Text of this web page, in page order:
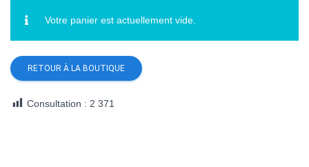
m
Votre panier est actuellement vide.
RETOUR À LA BOUTIQUE
Consultation : 2 371